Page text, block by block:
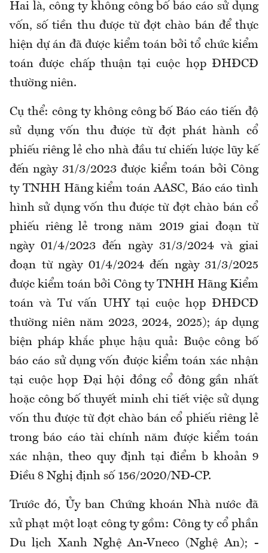
Hai là, công ty không công bố báo cáo sử dụng
vốn, số tiền thu được từ đợt chào bán để thực
hiện dự án đã được kiểm toán bởi tổ chức kiểm
toán được chấp thuận tại cuộc họp ĐHĐCĐ
thường niên.
Cụ thể: công ty không công bố Báo cáo tiến độ
sử dụng vốn thu được từ đợt phát hành cổ
phiếu riêng lẻ cho nhà đầu tư chiến lược lũy kế
đến ngày 31/3/2023 được kiểm toán bởi Công
ty TNHH Hãng kiểm toán AASC, Báo cáo tình
hình sử dụng vốn thu được từ đợt chào bán cổ
phiếu riêng lẻ trong năm 2019 giai đoạn từ
ngày 01/4/2023 đến ngày 31/3/2024 và giai
đoạn từ ngày 01/4/2024 đến ngày 31/3/2025
được kiểm toán bởi Công ty TNHH Hãng Kiểm
toán và Tư vấn UHY tại cuộc họp ĐHĐCĐ
thường niên năm 2023, 2024, 2025); áp dụng
biện pháp khắc phục hậu quả: Buộc công bố
báo cáo sử dụng vốn được kiểm toán xác nhận
tại cuộc họp Đại hội đồng cổ đông gần nhất
hoặc công bố thuyết minh chi tiết việc sử dụng
vốn thu được từ đợt chào bán cổ phiếu riêng lẻ
trong báo cáo tài chính năm được kiểm toán
xác nhận, theo quy định tại điểm b khoản 9
Điều 8 Nghị định số 156/2020/NĐ-CP.
Trước đó, Ủy ban Chứng khoán Nhà nước đã
xử phạt một loạt công ty gồm: Công ty cổ phần
Du lịch Xanh Nghệ An-Vneco (Nghệ An); -